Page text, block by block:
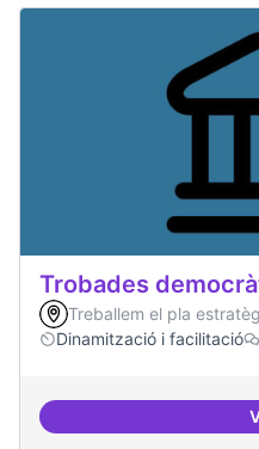
Trobades
Treballem el pla
Dinamització i facilitació